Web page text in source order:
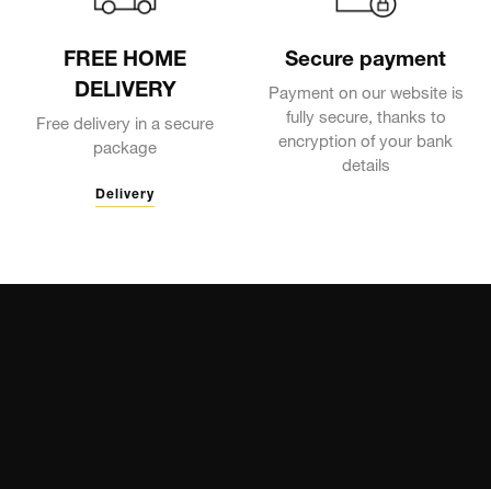
FREE HOME
DELIVERY
Free delivery in a secure
package
Delivery
Secure payment
Payment on our website is
fully secure, thanks to
encryption of your bank
details